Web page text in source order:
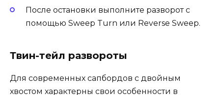
После остановки выполните разворот с
помощью Sweep Turn или Reverse Sweep.
Твин-тейл развороты
Для современных сапбордов с двойным
хвостом характерны свои особенности в